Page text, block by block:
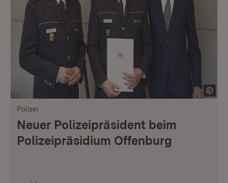
Polizei
Neuer Polizeipräsident beim
Polizeipräsidium Offenburg